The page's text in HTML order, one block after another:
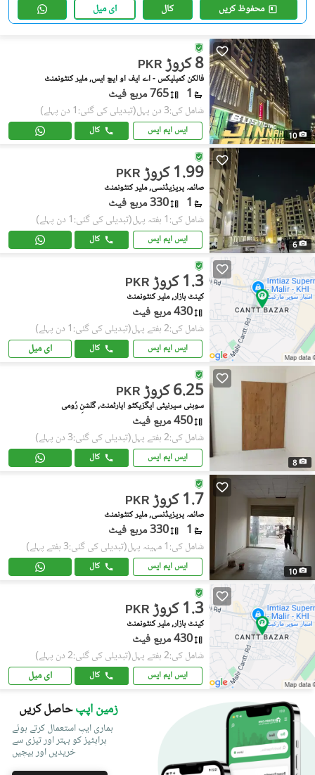
محفوظ کریں کال ای میل
10
PKR 8 کروڑ
فالکن کمپلیکس - اے ایف او ایچ ایس, ملیر کنٹونمنٹ
1 765 مربع فیٹ
شامل کی:3 دن پہل (تبدیلی کی گئی:1 دن پہلے)
ایس ایم ایس کال
6
PKR 1.99 کروڑ
صائمہ پریزیڈنسی, ملیر کنٹونمنٹ
1 330 مربع فیٹ
شامل کی:1 ہفتہ پہل (تبدیلی کی گئی:1 دن پہلے)
ایس ایم ایس کال
PKR 1.3 کروڑ
کینٹ بازار, ملیر کنٹونمنٹ
430 مربع فیٹ
شامل کی:2 ہفتے پہل (تبدیلی کی گئی:1 دن پہلے)
ایس ایم ایس کال ای میل
8
PKR 6.25 کروڑ
سوہنی سیرنیٹی ایگزیکٹو اپارٹمنٹ, گلشنِ رُومی
450 مربع فیٹ
شامل کی:2 ہفتے پہل (تبدیلی کی گئی:3 دن پہلے)
ایس ایم ایس کال
10
PKR 1.7 کروڑ
صائمہ پریزیڈنسی, ملیر کنٹونمنٹ
1 330 مربع فیٹ
شامل کی:1 مہینہ پہل (تبدیلی کی گئی:3 ہفتے پہلے)
ایس ایم ایس کال
PKR 1.3 کروڑ
کینٹ بازار, ملیر کنٹونمنٹ
430 مربع فیٹ
شامل کی:2 ہفتے پہل (تبدیلی کی گئی:2 دن پہلے)
ایس ایم ایس کال ای میل
زمین اپپحاصل کریں
ہماری ایپ استعمال کرتے ہوئے
پراپٹیز کو بہتر اور تیزی سے
خریدیں اور بیچیں